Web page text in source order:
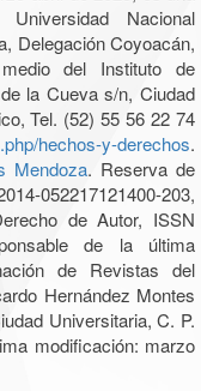
Nacional
Delegación Coyoacán,
del Instituto de
la Cueva s/n, Ciudad
Tel. (52) 55 56 22 74
hechos-y-derechos.
Mendoza. Reserva de
052217121400-203,
de Autor, ISSN
de la última
de Revistas del
Hernández Montes
Universitaria, C. P.
modificación: marzo